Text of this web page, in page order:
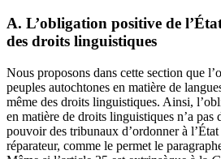
A. L’obligation positive de
des droits linguistiques
Nous proposons dans cette section que
peuples autochtones en matière de
même des droits linguistiques. Ainsi,
en matière de droits linguistiques n’a pas
pouvoir des tribunaux d’ordonner à
réparateur, comme le permet le